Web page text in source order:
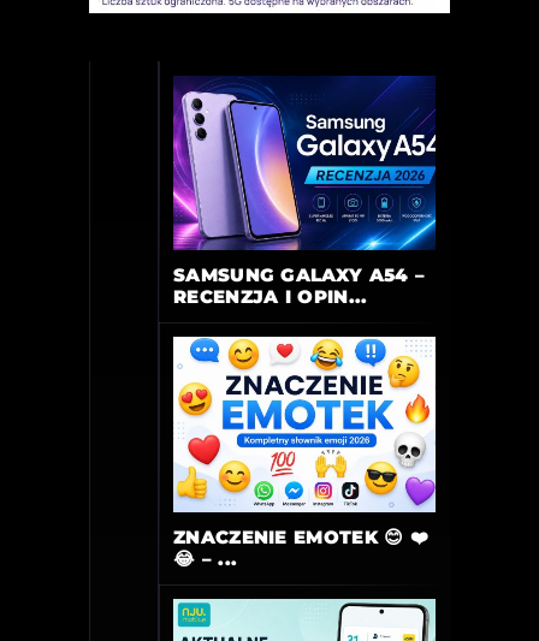
SAMSUNG GALAXY A54 –
RECENZJA I OPIN...
ZNACZENIE EMOTEK 😊 ❤️
😂 – ...